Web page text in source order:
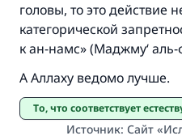
головы, то это действие
категорической
к ан-намс» (Маджму‘ аль-
А Аллаху ведомо лучше.
То, что соответствует естеству /сунан
Источник: Сайт